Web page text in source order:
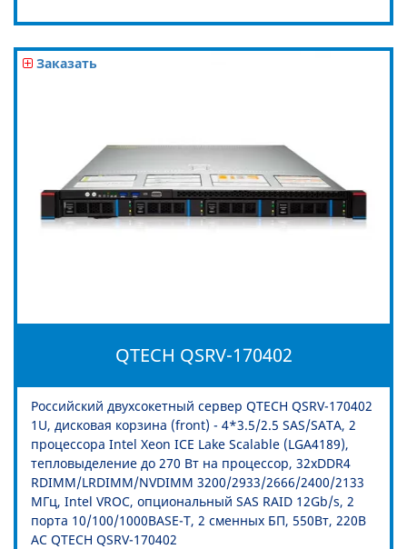
Заказать
QTECH QSRV-170402
Российский двухсокетный сервер QTECH QSRV-170402
1U, дисковая корзина (front) - 4*3.5/2.5 SAS/SATA, 2
процессора Intel Xeon ICE Lake Scalable (LGA4189),
тепловыделение до 270 Вт на процессор, 32xDDR4
RDIMM/LRDIMM/NVDIMM 3200/2933/2666/2400/2133
МГц, Intel VROC, опциональный SAS RAID 12Gb/s, 2
порта 10/100/1000BASE-T, 2 сменных БП, 550Вт, 220В
AC QTECH QSRV-170402